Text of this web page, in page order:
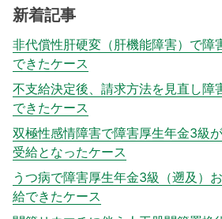
新着記事
非代償性肝硬変（肝機能障害）で障
できたケース
不支給決定後、請求方法を見直し障
できたケース
双極性感情障害で障害厚生年金3級
受給となったケース
うつ病で障害厚生年金3級（遡及）
給できたケース